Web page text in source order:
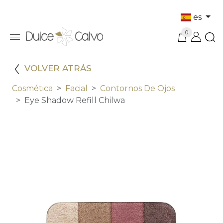
es
0
VOLVER ATRÁS
Cosmética Facial
Contornos De Ojos
Eye Shadow Refill Chilwa